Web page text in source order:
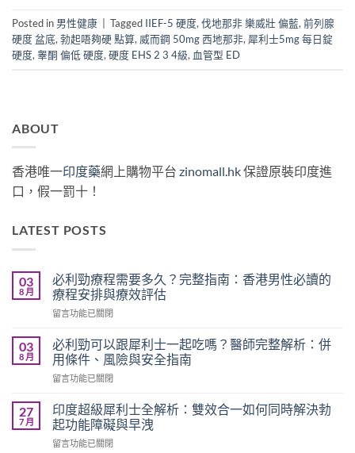
Posted in 男性健康 Tagged IIEF-5 硬度, 伐地那非 樂威壯 偏藍, 前列腺
硬度 盆底, 勃起唔夠硬 點算, 威而鋼 50mg 西地那非, 犀利士5mg 每日錠
硬度, 睾酮 偏低 硬度, 硬度 EHS 2 3 4級, 血管型 ED
ABOUT
香港唯一印度藥網上購物平台 zinomall.hk保證原裝印度進
口，假一罰十！
LATEST POSTS
03
8 月
必利勁療程需要多久？完整指南：香港男性必讀的
療程安排與療效評估
在
利
勁
療
程
要
多
久？
完
留言功能已關閉
03
8 月
必利勁可以跟犀利士一起吃嗎？醫師完整解析：併
用條件、風險與安全指南
在
利
勁
可
以
留言功能已關閉
27
7 月
印度超級犀利士全解析：雙效合一如何同時解決勃
起功能障礙與早洩
在
留言功能已關閉